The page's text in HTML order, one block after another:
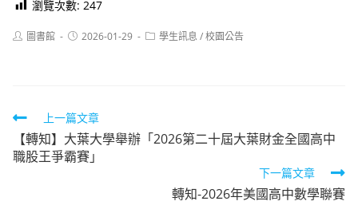
瀏覽次數: 247
Post圖書館
Post2026-01-29
Post學生訊息 /校園公告
Read
more
articles
上一篇文章
【轉知】大葉大學舉辦「2026第二十屆大葉財金全國高中
職股王爭霸賽」
下一篇文章
轉知-2026年美國高中數學聯賽